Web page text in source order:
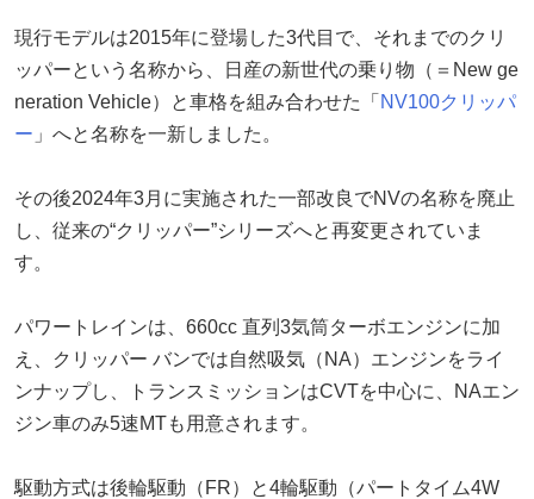
現行モデルは2015年に登場した3代目で、それまでのクリ
ッパーという名称から、日産の新世代の乗り物（＝New ge
neration Vehicle）と車格を組み合わせた「 NV100クリッパ
ー 」へと名称を一新しました。
その後2024年3月に実施された一部改良でNVの名称を廃止
し、従来の“クリッパー”シリーズへと再変更されていま
す。
パワートレインは、660cc 直列3気筒ターボエンジンに加
え、クリッパー バンでは自然吸気（NA）エンジンをライ
ンナップし、トランスミッションはCVTを中心に、NAエン
ジン車のみ5速MTも用意されます。
駆動方式は後輪駆動（FR）と4輪駆動（パートタイム4W